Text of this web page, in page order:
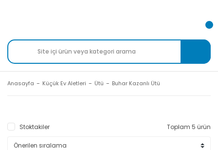
Anasayfa Küçük Ev Aletleri Ütü Buhar Kazanlı Ütü
Stoktakiler Toplam 5 ürün